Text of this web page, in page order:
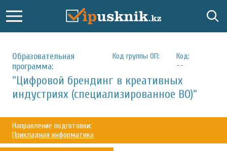
Образовательная
программа:
Код группы ОП:
Код:
--
"Цифровой брендинг в креативных
индустриях (специализированное ВО)"
Направление подготовки:
Прикладная информатика